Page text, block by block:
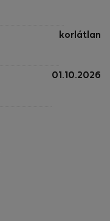
korlátlan
01.10.2026